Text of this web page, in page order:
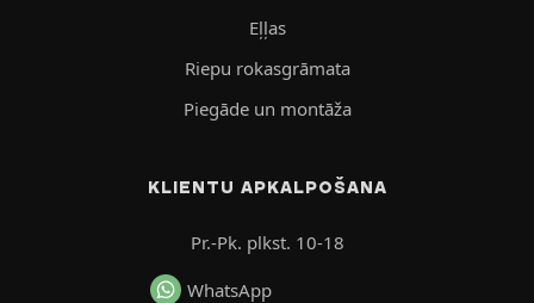
Eļļas
Riepu rokasgrāmata
Piegāde un montāža
KLIENTU APKALPOŠANA
Pr.-Pk. plkst. 10-18
WhatsApp